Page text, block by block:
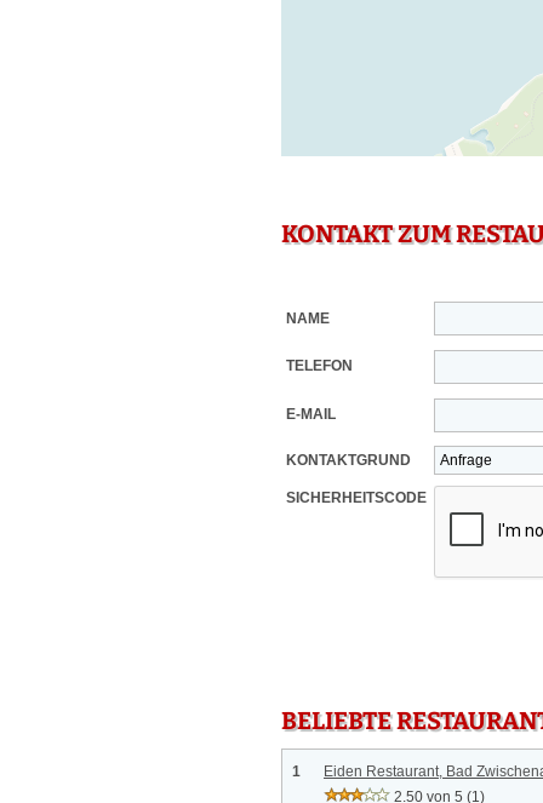
KONTAKT ZUM
NAME
TELEFON
E-MAIL
KONTAKTGRUND
SICHERHEITSCODE
BELIEBTE
1
Eiden Restaurant, Bad
2.50 von 5 (1)